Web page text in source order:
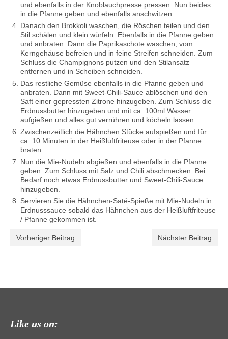
und ebenfalls in der Knoblauchpresse pressen. Nun beides
in die Pfanne geben und ebenfalls anschwitzen.
Danach den Brokkoli waschen, die Röschen teilen und den
Stil schälen und klein würfeln. Ebenfalls in die Pfanne geben
und anbraten. Dann die Paprikaschote waschen, vom
Kerngehäuse befreien und in feine Streifen schneiden. Zum
Schluss die Champignons putzen und den Stilansatz
entfernen und in Scheiben schneiden.
Das restliche Gemüse ebenfalls in die Pfanne geben und
anbraten. Dann mit Sweet-Chili-Sauce ablöschen und den
Saft einer gepressten Zitrone hinzugeben. Zum Schluss die
Erdnussbutter hinzugeben und mit ca. 100ml Wasser
aufgießen und alles gut verrühren und köcheln lassen.
Zwischenzeitlich die Hähnchen Stücke aufspießen und für
ca. 10 Minuten in der Heißluftfriteuse oder in der Pfanne
braten.
Nun die Mie-Nudeln abgießen und ebenfalls in die Pfanne
geben. Zum Schluss mit Salz und Chili abschmecken. Bei
Bedarf noch etwas Erdnussbutter und Sweet-Chili-Sauce
hinzugeben.
Servieren Sie die Hähnchen-Saté-Spieße mit Mie-Nudeln in
Erdnusssauce sobald das Hähnchen aus der Heißluftfriteuse
/ Pfanne gekommen ist.
Vorheriger Beitrag Nächster Beitrag
Like us on: